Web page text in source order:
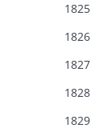
1825
1826
1827
1828
1829